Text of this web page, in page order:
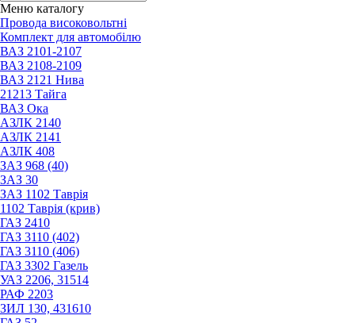
Меню каталогу
Провода високовольтні
Комплект для автомобілю
ВАЗ 2101-2107
ВАЗ 2108-2109
ВАЗ 2121 Нива
21213 Тайга
ВАЗ Ока
АЗЛК 2140
АЗЛК 2141
АЗЛК 408
ЗАЗ 968 (40)
ЗАЗ 30
ЗАЗ 1102 Таврія
1102 Таврія (крив)
ГАЗ 2410
ГАЗ 3110 (402)
ГАЗ 3110 (406)
ГАЗ 3302 Газель
УАЗ 2206, 31514
РАФ 2203
ЗИЛ 130, 431610